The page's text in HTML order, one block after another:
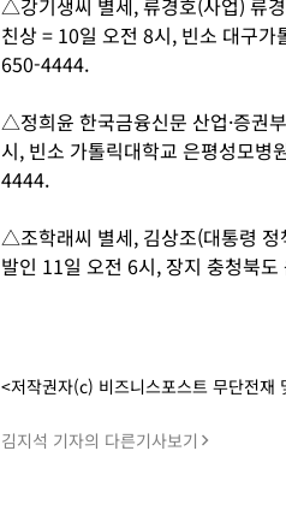
△강기생씨 별세, 류경호(사업) 류
친상 = 10일 오전 8시, 빈소 대구
650-4444.
△정희윤 한국금융신문 산업·증권
시, 빈소 가톨릭대학교 은평성모
4444.
△조학래씨 별세, 김상조(대통령
발인 11일 오전 6시, 장지 충청북
<저작권자(c) 비즈니스포스트 무단전재
김지석 기자의 다른기사보기